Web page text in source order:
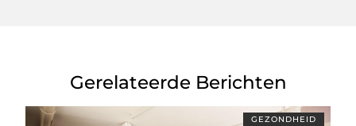
Gerelateerde Berichten
GEZONDHEID